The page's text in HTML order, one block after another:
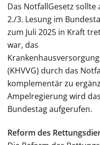
Das NotfallGesetz sollte
2./3. Lesung im
zum Juli 2025 in Kraft
war, das
(KHVVG) durch das
komplementär zu
Ampelregierung wird
Bundestag aufgerufen.
Reform des